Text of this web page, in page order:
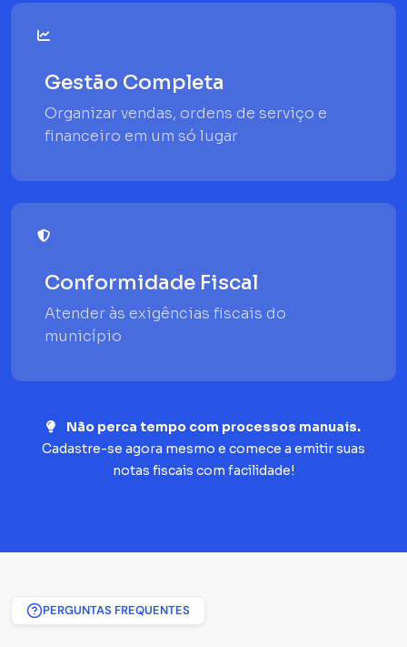
Gestão Completa
Organizar vendas, ordens de serviço e
financeiro em um só lugar
Conformidade Fiscal
Atender às exigências fiscais do
município
Não perca tempo com processos manuais.
Cadastre-se agora mesmo e comece a emitir suas
notas fiscais com facilidade!
PERGUNTAS FREQUENTES